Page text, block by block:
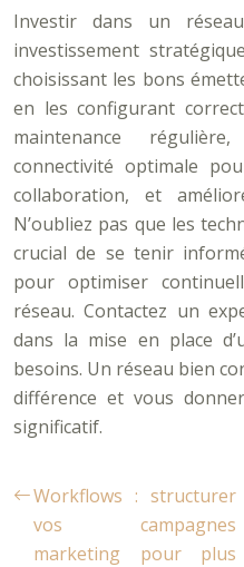
Investir dans un
investissement
choisissant les bons
en les configurant
maintenance
connectivité optimale
collaboration, et
N’oubliez pas que les
crucial de se tenir
pour optimiser
réseau. Contactez un
dans la mise en place
besoins. Un réseau bien
différence et vous
significatif.
Workflows : structurer
vos campagnes
marketing pour plus